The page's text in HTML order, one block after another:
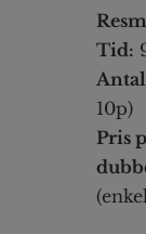
Tid:
10p)
Pris